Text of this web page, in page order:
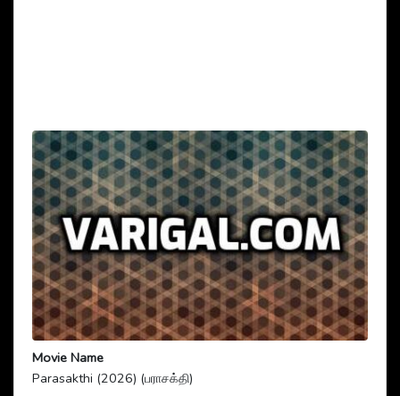
Movie Name
Parasakthi (2026) (பராசக்தி)